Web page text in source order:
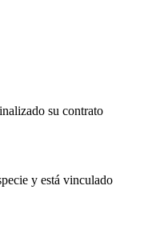
su contrato
y está vinculado